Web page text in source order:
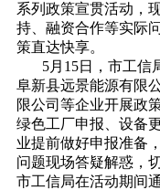
系列政策宣贯活动，
持、融资合作等实际
策直达快享。
5月15日，市工信
阜新县远景能源有限
限公司等企业开展政
绿色工厂申报、设备
业提前做好申报准备
问题现场答疑解惑，
市工信局在活动期间